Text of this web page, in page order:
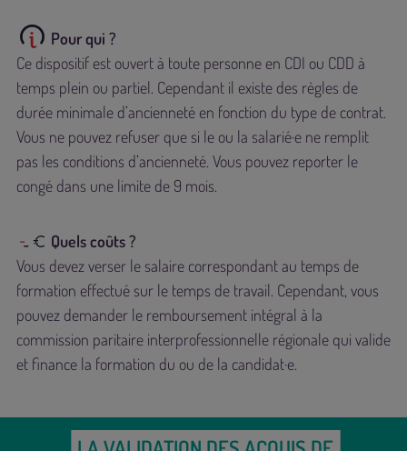
Pour qui ?
Ce dispositif est ouvert à toute personne en CDI ou CDD à
temps plein ou partiel. Cependant il existe des règles de
durée minimale d’ancienneté en fonction du type de contrat.
Vous ne pouvez refuser que si le ou la salarié·e ne remplit
pas les conditions d’ancienneté. Vous pouvez reporter le
congé dans une limite de 9 mois.
Quels coûts ?
Vous devez verser le salaire correspondant au temps de
formation effectué sur le temps de travail. Cependant, vous
pouvez demander le remboursement intégral à la
commission paritaire interprofessionnelle régionale qui valide
et finance la formation du ou de la candidat·e.